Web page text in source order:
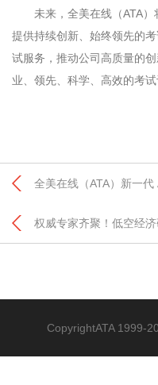
未来，全美在线（ATA）
提供持续创新、始终领先的
试服务，推动公司高质量的
业、领先、科学、高效的考试
全美在线（ATA）新一代
权威专家齐聚！低空经
CopyrightATA 1999-